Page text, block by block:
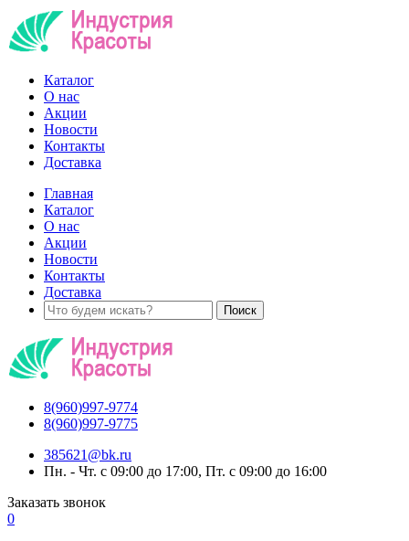
Каталог
О нас
Акции
Новости
Контакты
Доставка
Главная
Каталог
О нас
Акции
Новости
Контакты
Доставка
8(960)997-9774
8(960)997-9775
385621@bk.ru
Пн. - Чт. с 09:00 до 17:00, Пт. с 09:00 до 16:00
Заказать звонок
0